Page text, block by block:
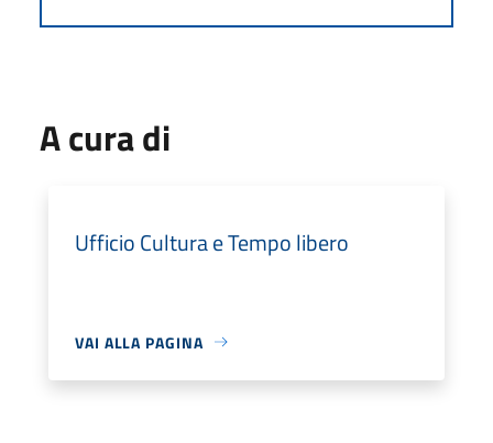
A cura di
Ufficio Cultura e Tempo libero
VAI ALLA PAGINA